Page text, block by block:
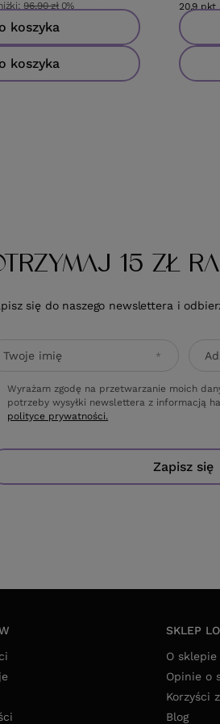
96,90 zł 0%
koszyka
20.9pkt
koszyka
15 ZŁ
się do naszego newslettera i
Twoje imię
Wyrażam zgodę na przetwarzanie moich
potrzeby wysyłki newslettera z informacją
polityce prywatności.
Zapisz się
SKLEP
O sklepie
Opinie o
Korzyści
Blog